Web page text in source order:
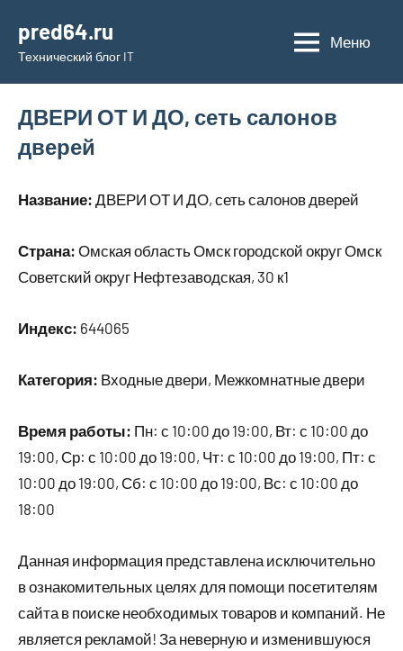
содержимому
pred64.ru
Технический блог IT
Меню
ДВЕРИ ОТ И ДО, сеть салонов
дверей
Название: ДВЕРИ ОТ И ДО, сеть салонов дверей
Страна: Омская область Омск городской округ Омск
Советский округ Нефтезаводская, 30 к1
Индекс: 644065
Категория: Входные двери, Межкомнатные двери
Время работы: Пн: с 10:00 до 19:00, Вт: с 10:00 до
19:00, Ср: с 10:00 до 19:00, Чт: с 10:00 до 19:00, Пт: с
10:00 до 19:00, Сб: с 10:00 до 19:00, Вс: с 10:00 до
18:00
Данная информация представлена исключительно
в ознакомительных целях для помощи посетителям
сайта в поиске необходимых товаров и компаний. Не
является рекламой! За неверную и изменившуюся